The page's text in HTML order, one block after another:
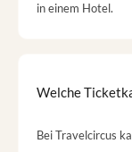
in einem Hotel.
Welche
Bei Travelcircus